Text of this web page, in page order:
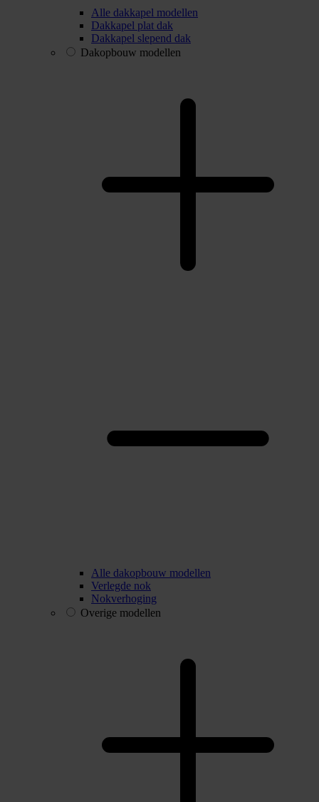
Alle dakkapel modellen
Dakkapel plat dak
Dakkapel slepend dak
Dakopbouw modellen
Alle dakopbouw modellen
Verlegde nok
Nokverhoging
Overige modellen